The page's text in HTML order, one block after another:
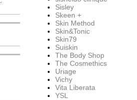
Sisley
Skeen +
Skin Method
Skin&Tonic
Skin79
Suiskin
The Body Shop
The Cosmethics
Uriage
Vichy
Vita Liberata
YSL